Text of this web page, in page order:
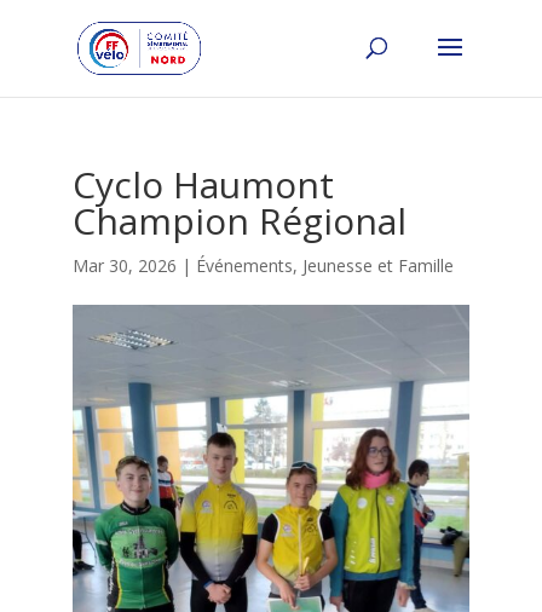
Cyclo Haumont
Champion Régional
Mar 30, 2026 | Événements, Jeunesse et Famille